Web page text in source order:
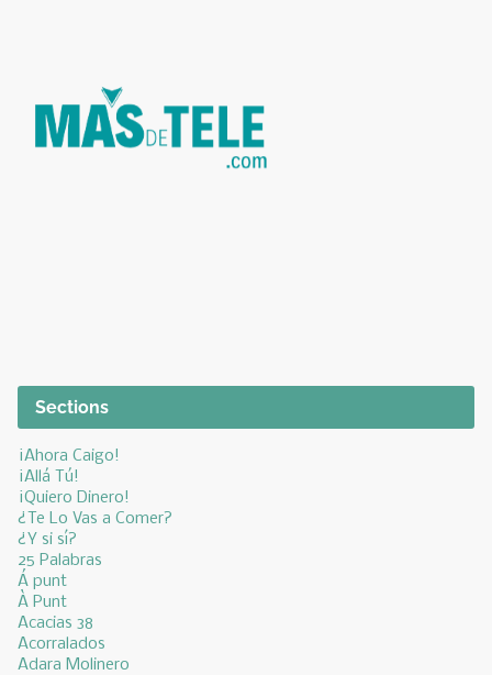
Sections
¡Ahora Caigo!
¡Allá Tú!
¡Quiero Dinero!
¿Te Lo Vas a Comer?
¿Y si sí?
25 Palabras
Á punt
À Punt
Acacias 38
Acorralados
Adara Molinero